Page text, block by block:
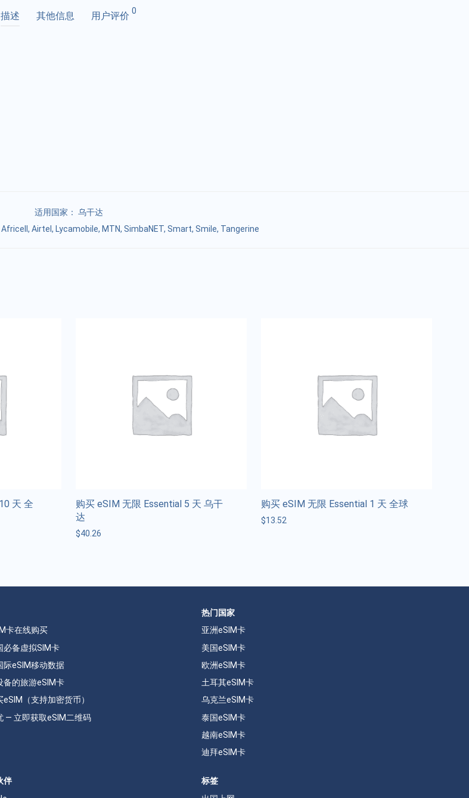
描述 其他信息 用户评价 0
适用国家： 乌干达
Airtel, Lycamobile, MTN, SimbaNET, Smart, Smile, Tangerine
天 全
购买 eSIM 无限 Essential 5 天 乌干
达
$40.26
购买 eSIM 无限 Essential 1 天 全球
$13.52
卡在线购买
必备虚拟SIM卡
际eSIM移动数据
备的旅游eSIM卡
（支持加密货币）
— 立即获取eSIM二维码
热门国家
亚洲eSIM卡
美国eSIM卡
欧洲eSIM卡
土耳其eSIM卡
乌克兰eSIM卡
泰国eSIM卡
越南eSIM卡
迪拜eSIM卡
伴
标签